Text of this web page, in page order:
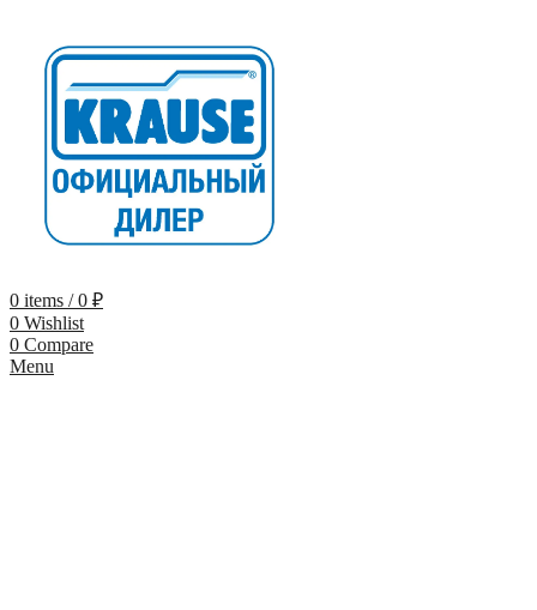
0 items / 0 ₽
0 Wishlist
0 Compare
Menu